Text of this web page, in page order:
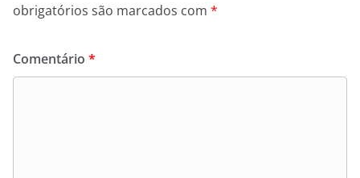
obrigatórios são marcados com *
Comentário *